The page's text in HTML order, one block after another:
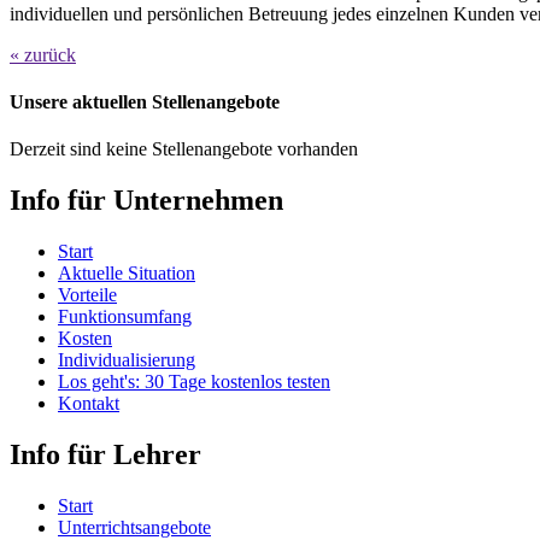
individuellen und persönlichen Betreuung jedes einzelnen Kunden
« zurück
Unsere aktuellen Stellenangebote
Derzeit sind keine Stellenangebote vorhanden
Info für Unternehmen
Start
Aktuelle Situation
Vorteile
Funktionsumfang
Kosten
Individualisierung
Los geht's: 30 Tage kostenlos testen
Kontakt
Info für Lehrer
Start
Unterrichtsangebote